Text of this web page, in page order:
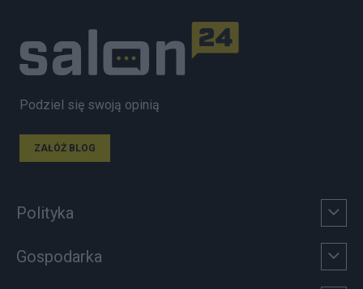
Podziel się swoją opinią
ZAŁÓŻ BLOG
Polityka
Gospodarka